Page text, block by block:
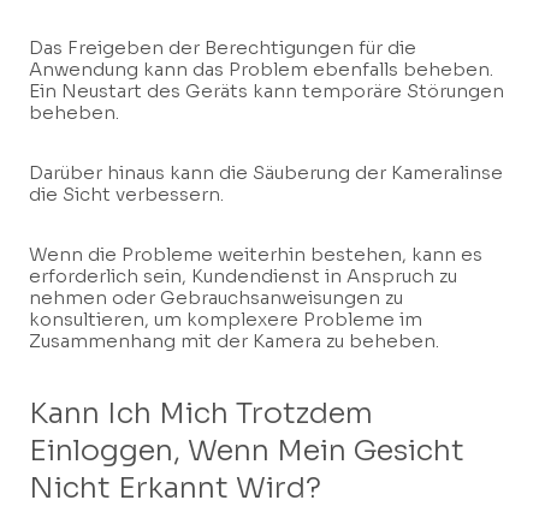
Das Freigeben der Berechtigungen für die
Anwendung kann das Problem ebenfalls beheben.
Ein Neustart des Geräts kann temporäre Störungen
beheben.
Darüber hinaus kann die Säuberung der Kameralinse
die Sicht verbessern.
Wenn die Probleme weiterhin bestehen, kann es
erforderlich sein, Kundendienst in Anspruch zu
nehmen oder Gebrauchsanweisungen zu
konsultieren, um komplexere Probleme im
Zusammenhang mit der Kamera zu beheben.
Kann Ich Mich Trotzdem
Einloggen, Wenn Mein Gesicht
Nicht Erkannt Wird?